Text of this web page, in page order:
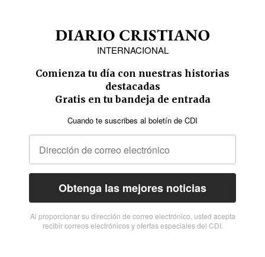
INTERNACIONAL
Comienza tu día con nuestras historias
destacadas
Gratis en tu bandeja de entrada
Cuando te suscribes al boletín de CDI
Obtenga las mejores noticias
Al proporcionar su dirección de correo electrónico, usted acepta
recibir correos electrónicos y ofertas especiales del CDI.